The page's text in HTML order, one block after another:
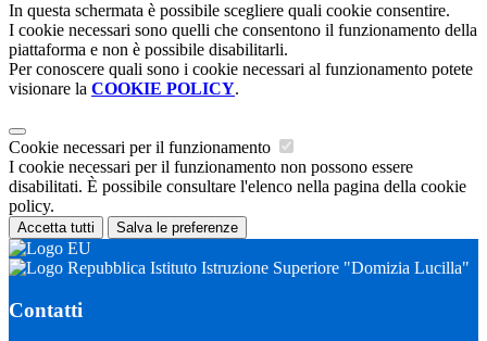
In questa schermata è possibile scegliere quali cookie consentire.
I cookie necessari sono quelli che consentono il funzionamento della
piattaforma e non è possibile disabilitarli.
Per conoscere quali sono i cookie necessari al funzionamento potete
visionare la COOKIE POLICY.
Cookie necessari per il funzionamento
I cookie necessari per il funzionamento non possono essere
disabilitati. È possibile consultare l'elenco nella pagina della cookie
policy.
Accetta tutti Salva le preferenze
Istituto Istruzione Superiore "Domizia Lucilla"
Contatti